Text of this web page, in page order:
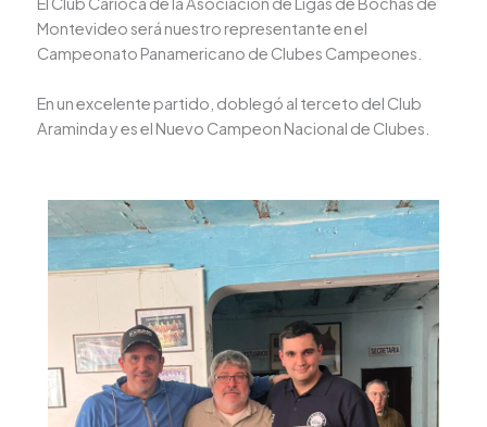
Montevideo será nuestro representante en el
Campeonato Panamericano de Clubes Campeones.
En un excelente partido, doblegó al terceto del Club
Araminda y es el Nuevo Campeon Nacional de Clubes.